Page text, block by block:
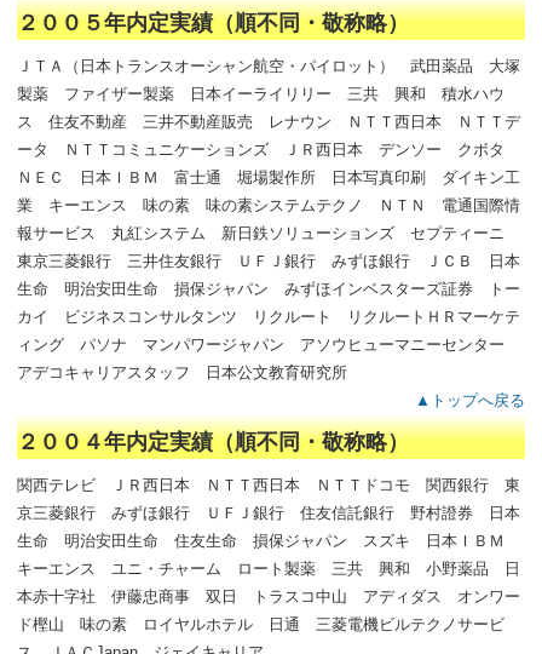
２００５年内定実績（順不同・敬称略）
ＪＴＡ（日本トランスオーシャン航空・パイロット） 武田薬品 大塚
製薬 ファイザー製薬 日本イーライリリー 三共 興和 積水ハウ
ス 住友不動産 三井不動産販売 レナウン ＮＴＴ西日本 ＮＴＴデ
ータ ＮＴＴコミュニケーションズ ＪＲ西日本 デンソー クボタ
ＮＥＣ 日本ＩＢＭ 富士通 堀場製作所 日本写真印刷 ダイキン工
業 キーエンス 味の素 味の素システムテクノ ＮＴＮ 電通国際情
報サービス 丸紅システム 新日鉄ソリューションズ セプティーニ
東京三菱銀行 三井住友銀行 ＵＦＪ銀行 みずほ銀行 ＪＣＢ 日本
生命 明治安田生命 損保ジャパン みずほインベスターズ証券 トー
カイ ビジネスコンサルタンツ リクルート リクルートＨＲマーケテ
ィング パソナ マンパワージャパン アソウヒューマニーセンター
アデコキャリアスタッフ 日本公文教育研究所
▲トップへ戻る
２００４年内定実績（順不同・敬称略）
関西テレビ ＪＲ西日本 ＮＴＴ西日本 ＮＴＴドコモ 関西銀行 東
京三菱銀行 みずほ銀行 ＵＦＪ銀行 住友信託銀行 野村證券 日本
生命 明治安田生命 住友生命 損保ジャパン スズキ 日本ＩＢＭ
キーエンス ユニ・チャーム ロート製薬 三共 興和 小野薬品 日
本赤十字社 伊藤忠商事 双日 トラスコ中山 アディダス オンワー
ド樫山 味の素 ロイヤルホテル 日通 三菱電機ビルテクノサービ